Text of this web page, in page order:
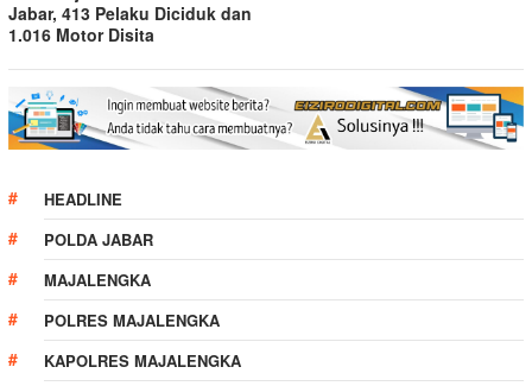
Jabar, 413 Pelaku Diciduk dan
1.016 Motor Disita
HEADLINE
POLDA JABAR
MAJALENGKA
POLRES MAJALENGKA
KAPOLRES MAJALENGKA